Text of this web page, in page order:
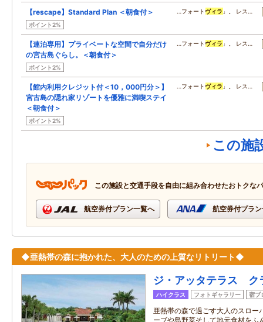
【rescape】Standard Plan ＜朝食付＞
ポイント2%
…フォート ヴィラ 」。 レス…
【連泊専用】プライベートな空間で自分だけ
の宮古島ぐらし。＜朝食付＞
ポイント2%
…フォート ヴィラ 」。 レス…
【館内利用クレジット付＜10，000円分＞】
宮古島の隠れ家リゾートを優雅に満喫ステイ
＜朝食付＞
ポイント2%
…フォート ヴィラ 」。 レス…
この施
この施設と交通手段を自由に組み合わせたおトクな
航空券付プラン一覧へ 航空券付プラ
◆亜熱帯の森に抱かれた、大人のための上質なリトリート◆
ジ・アッタテラス ク
ハイクラス フォトギャラリー 宿ブ
亜熱帯の森で過ごす大人のスロー
ーブや島野菜そして地元食材をふ